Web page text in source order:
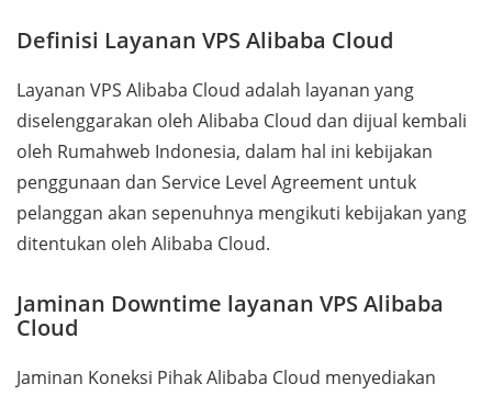
Definisi Layanan VPS Alibaba Cloud
Layanan VPS Alibaba Cloud adalah layanan yang
diselenggarakan oleh Alibaba Cloud dan dijual kembali
oleh Rumahweb Indonesia, dalam hal ini kebijakan
penggunaan dan Service Level Agreement untuk
pelanggan akan sepenuhnya mengikuti kebijakan yang
ditentukan oleh Alibaba Cloud.
Jaminan Downtime layanan VPS Alibaba
Cloud
Jaminan Koneksi Pihak Alibaba Cloud menyediakan